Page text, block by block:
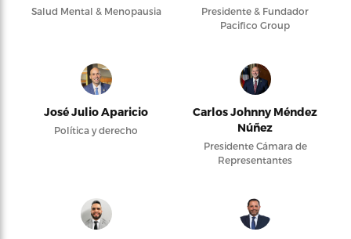
Salud Mental & Menopausia
Presidente & Fundador
Pacifico Group
José Julio Aparicio
Política y derecho
Carlos Johnny Méndez
Núñez
Presidente Cámara de
Representantes